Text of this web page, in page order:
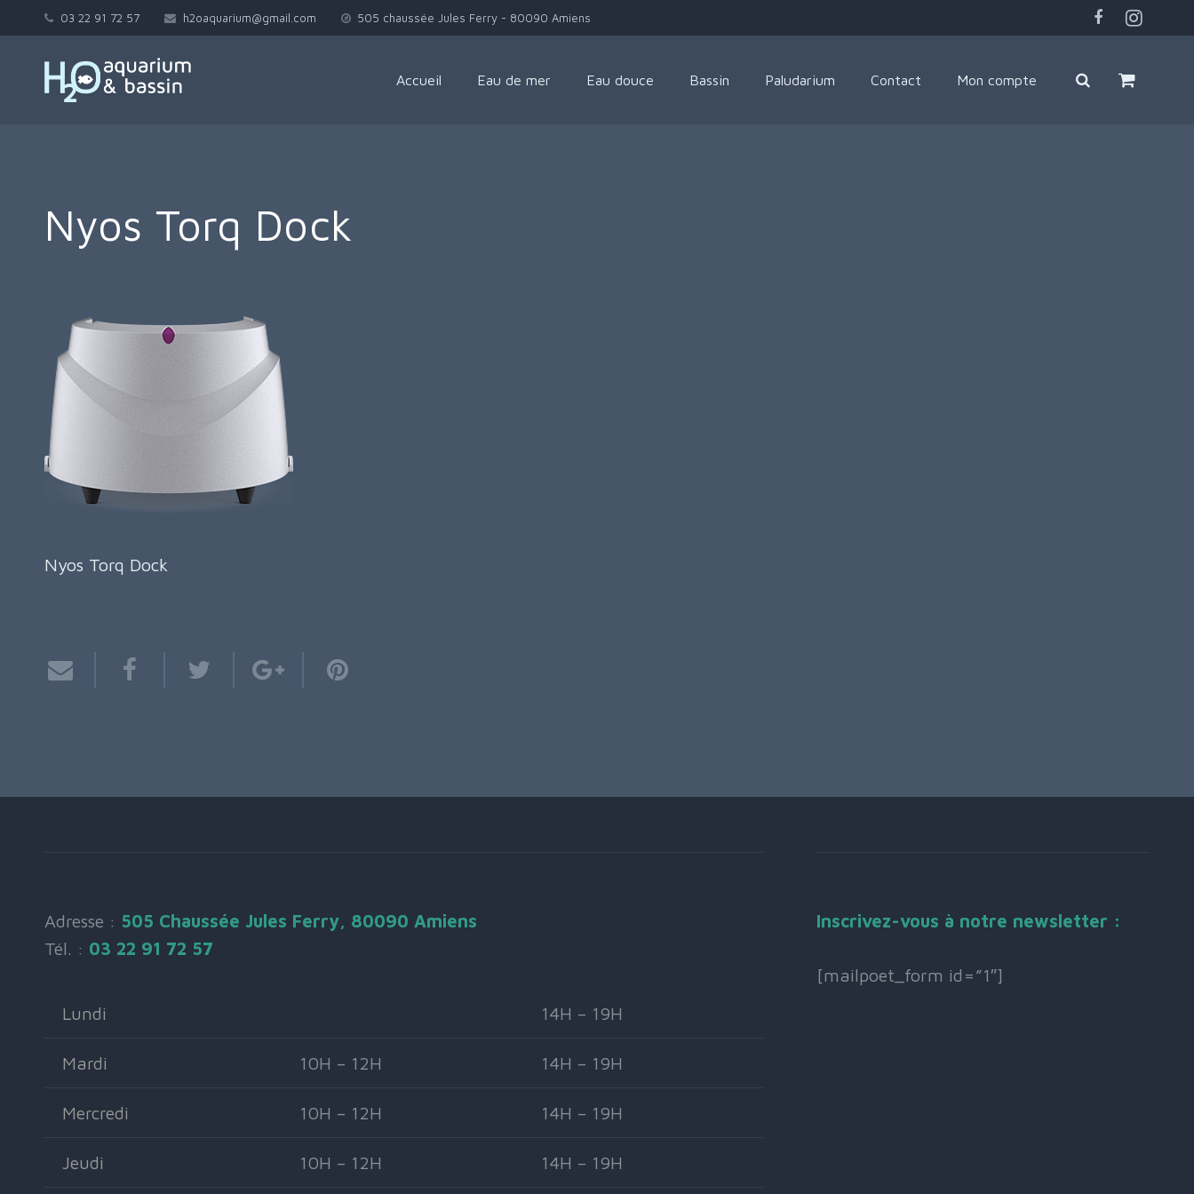
03 22 91 72 57 h2oaquarium@gmail.com 505 chaussée Jules Ferry - 80090 Amiens
Accueil Eau de mer Eau douce Bassin Paludarium Contact Mon compte
Nyos Torq Dock
Nyos Torq Dock
Adresse : 505 Chaussée Jules Ferry, 80090 Amiens
Tél. : 03 22 91 72 57
Lundi 14H – 19H
Mardi 10H – 12H 14H – 19H
Mercredi 10H – 12H 14H – 19H
Jeudi 10H – 12H 14H – 19H
Inscrivez-vous à notre newsletter :
[mailpoet_form id=”1″]